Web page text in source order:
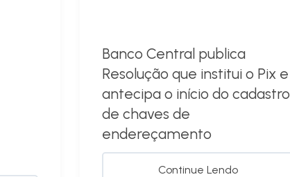
Banco Central publica
Resolução que institui o Pix e
antecipa o início do cadastro
de chaves de
endereçamento
Continue Lendo